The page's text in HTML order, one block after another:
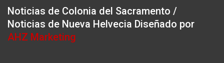
Noticias de Colonia del Sacramento /
Noticias de Nueva Helvecia Diseñado por
AHZ Marketing